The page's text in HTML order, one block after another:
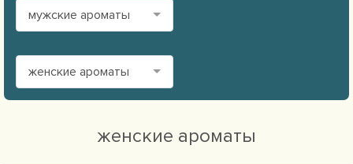
мужские ароматы
женские ароматы
женские ароматы